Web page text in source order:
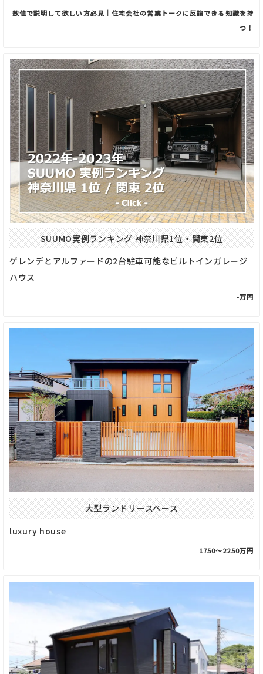
数値で説明して欲しい方必見｜住宅会社の営業トークに反論できる知識を持
つ！
SUUMO実例ランキング 神奈川県1位・関東2位
ゲレンデとアルファードの2台駐車可能なビルトインガレージ
ハウス
-万円
大型ランドリースペース
luxury house
1750〜2250万円